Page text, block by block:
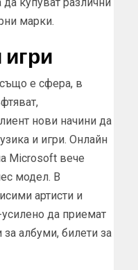
марки.
е сфера, в
нови начини да
и игри. Онлайн
Microsoft вече
модел. В
артисти и
да приемат
албуми, билети за